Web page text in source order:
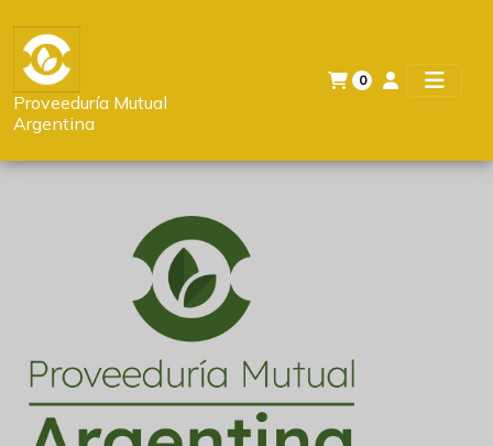
Proveeduría Mutual
Argentina
0